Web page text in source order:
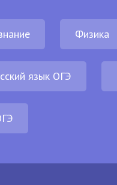
Физика
язык ОГЭ